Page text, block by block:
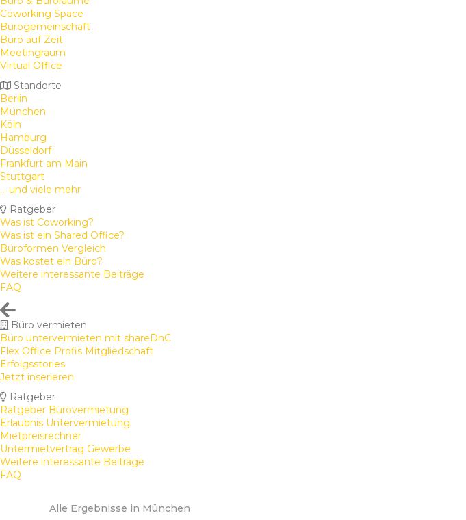
Coworking Space
Bürogemeinschaft
Büro auf Zeit
Meetingraum
Virtual Office
Standorte
Berlin
München
Köln
Hamburg
Düsseldorf
Frankfurt am Main
Stuttgart
... und viele mehr
Ratgeber
Was ist Coworking?
Was ist ein Shared Office?
Büroformen Vergleich
Was kostet ein Büro?
Weitere interessante Beiträge
FAQ
Büro vermieten
Büro untervermieten mit shareDnC
Flex Office Profis Mitgliedschaft
Erfolgsstories
Jetzt inserieren
Ratgeber
Ratgeber Bürovermietung
Erlaubnis Untervermietung
Mietpreisrechner
Untermietvertrag Gewerbe
Weitere interessante Beiträge
FAQ
Alle Ergebnisse in München